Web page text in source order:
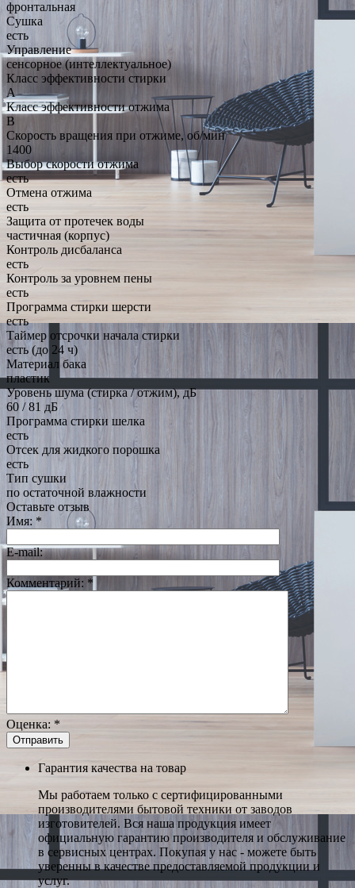
фронтальная
Сушка
есть
Управление
сенсорное (интеллектуальное)
Класс эффективности стирки
A
Класс эффективности отжима
B
Скорость вращения при отжиме, об/мин
1400
Выбор скорости отжима
есть
Отмена отжима
есть
Защита от протечек воды
частичная (корпус)
Контроль дисбаланса
есть
Контроль за уровнем пены
есть
Программа стирки шерсти
есть
Таймер отсрочки начала стирки
есть (до 24 ч)
Материал бака
пластик
Уровень шума (стирка / отжим), дБ
60 / 81 дБ
Программа стирки шелка
есть
Отсек для жидкого порошка
есть
Тип сушки
по остаточной влажности
Оставьте отзыв
Имя: *
E-mail:
Комментарий: *
Оценка: *
Гарантия качества на товар
Мы работаем только с сертифицированными
производителями бытовой техники от заводов
изготовителей. Вся наша продукция имеет
официальную гарантию производителя и обслуживание
в сервисных центрах. Покупая у нас - можете быть
уверенны в качестве предоставляемой продукции и
услуг.